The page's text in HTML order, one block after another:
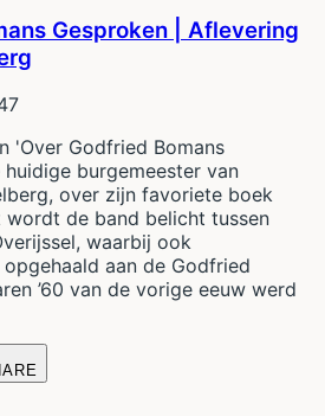
Gesproken | Aflevering
'Over Godfried Bomans
burgemeester van
over zijn favoriete boek
wordt de band belicht tussen
waarbij ook
aan de Godfried
’60 van de vorige eeuw werd